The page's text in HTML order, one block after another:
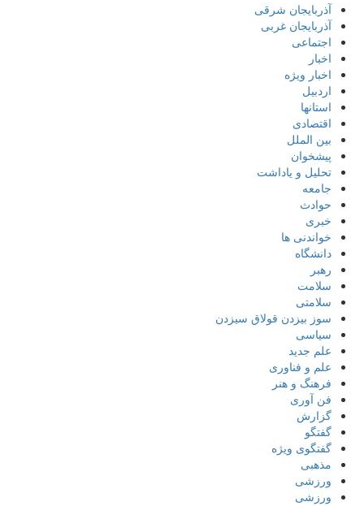
آذربایجان شرقی
آذربایجان غربی
اجتماعی
اخبار
اخبار ویژه
اردبیل
استانها
اقتصادی
بین الملل
پیشخوان
تحلیل و یاداشت
جامعه
حوادث
خبری
خواندنی ها
دانشگاه
رهبر
سلامت
سلامتی
سوز بیزدن قولاق سیزدن
سیاسی
علم جدید
علم و فناوری
فرهنگ و هنر
فن آوری
گزارش
گفتگو
گفتگوی ویژه
مذهبی
ورزشی
ورزشی